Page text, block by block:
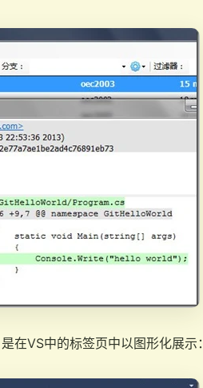
在VS中的标签页中以图形化展示：